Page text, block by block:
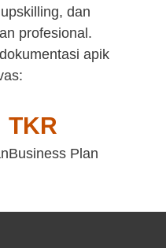
dan
profesional.
apik
TKR
Business Plan